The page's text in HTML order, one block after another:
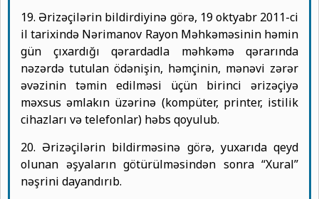
19. Ərizəçilərin bildirdiyinə görə, 19 oktyabr 2011-ci
il tarixində Nərimanov Rayon Məhkəməsinin həmin
gün çıxardığı qərardadla məhkəmə qərarında
nəzərdə tutulan ödənişin, həmçinin, mənəvi zərər
əvəzinin təmin edilməsi üçün birinci ərizəçiyə
məxsus əmlakın üzərinə (kompüter, printer, istilik
cihazları və telefonlar) həbs qoyulub.
20. Ərizəçilərin bildirməsinə görə, yuxarıda qeyd
olunan əşyaların götürülməsindən sonra “Xural”
nəşrini dayandırıb.